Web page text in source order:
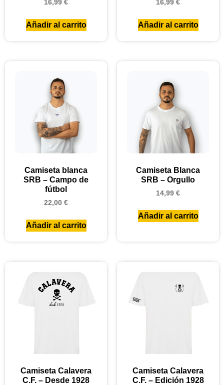
16,99 €
Añadir al carrito
16,99 €
Añadir al carrito
Camiseta blanca
SRB – Campo de
fútbol
22,00 €
Añadir al carrito
Camiseta Blanca
SRB – Orgullo
14,99 €
Añadir al carrito
Camiseta Calavera
C.F. – Desde 1928
Camiseta Calavera
C.F. – Edición 1928